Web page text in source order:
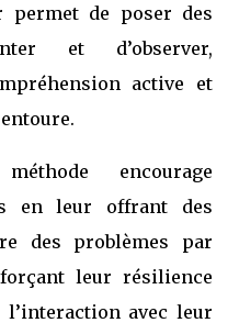
de poser des
et d’observer,
active et
encourage
en leur offrant des
des problèmes par
leur résilience
avec leur